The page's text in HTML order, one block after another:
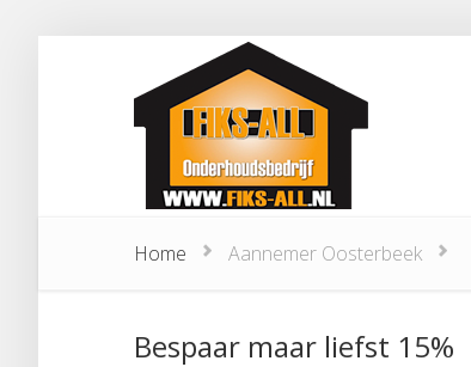
Home Aannemer Oosterbeek
Bespaar maar liefst 15%